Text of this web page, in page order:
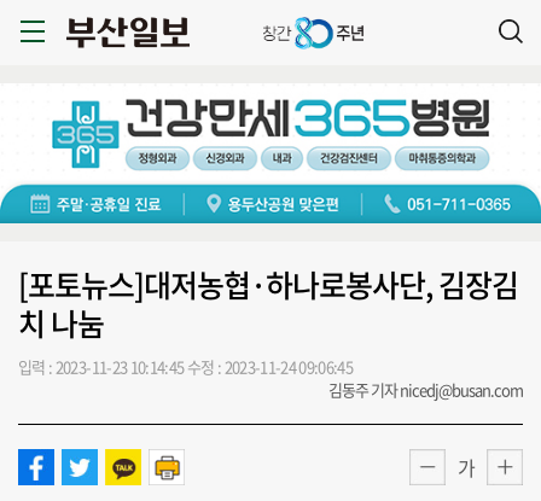
[포토뉴스]대저농협·하나로봉사단, 김장김
치 나눔
입력 : 2023-11-23 10:14:45수정 : 2023-11-24 09:06:45
김동주 기자 nicedj@busan.com
가